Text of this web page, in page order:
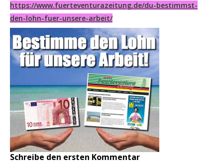
https://www.fuerteventurazeitung.de/du-bestimmst-
den-lohn-fuer-unsere-arbeit/
Schreibe den ersten Kommentar